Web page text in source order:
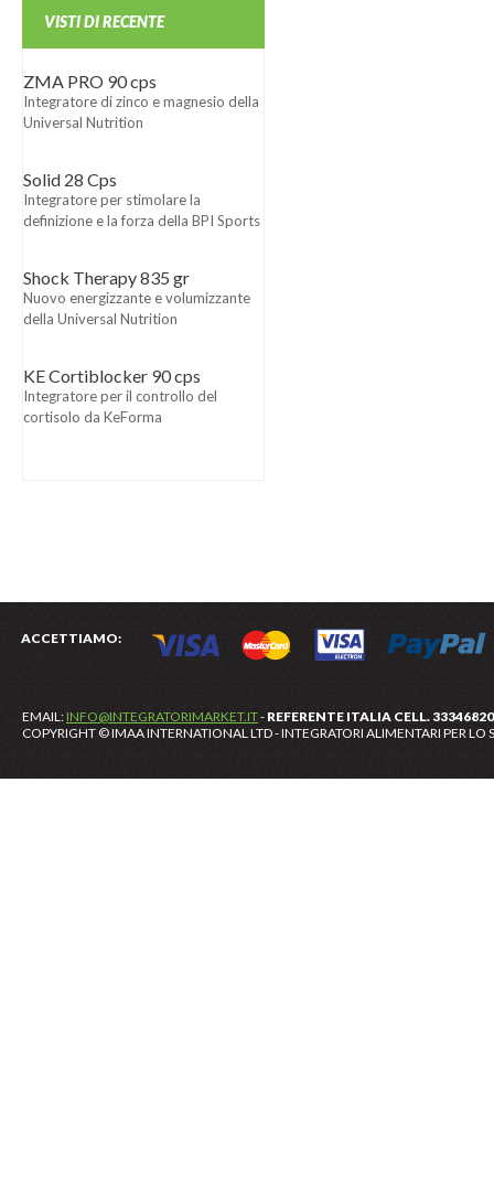
VISTI DI RECENTE
ZMA PRO 90 cps
Integratore di zinco e magnesio della
Universal Nutrition
Solid 28 Cps
Integratore per stimolare la
definizione e la forza della BPI Sports
Shock Therapy 835 gr
Nuovo energizzante e volumizzante
della Universal Nutrition
KE Cortiblocker 90 cps
Integratore per il controllo del
cortisolo da KeForma
ACCETTIAMO:
EMAIL: INFO@INTEGRATORIMARKET.IT- REFERENTE ITALIA CELL.
COPYRIGHT © IMAA INTERNATIONAL LTD - INTEGRATORI ALIMENTARI PER LO